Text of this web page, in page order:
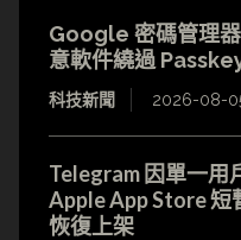
Google 密碼管理
意軟件繞過
科技新聞 2026-08-
Telegram 因單一用
Apple App Store 短
恢復上架